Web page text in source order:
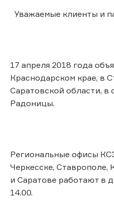
Уважаемые клиенты и
17 апреля 2018 года
Краснодарском крае, в
Саратовской области, в
Радоницы.
Региональные офисы
Черкесске, Ставрополе,
и Саратове работают в
14.00.